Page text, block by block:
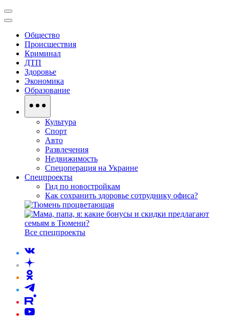
Общество
Происшествия
Криминал
ДТП
Здоровье
Экономика
Образование
Культура
Спорт
Авто
Развлечения
Недвижимость
Спецоперация на Украине
Спецпроекты
Гид по новостройкам
Как сохранить здоровье сотруднику офиса?
Все спецпроекты